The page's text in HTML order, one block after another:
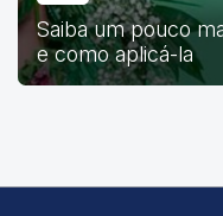
Saiba um pouco
e como aplicá-la